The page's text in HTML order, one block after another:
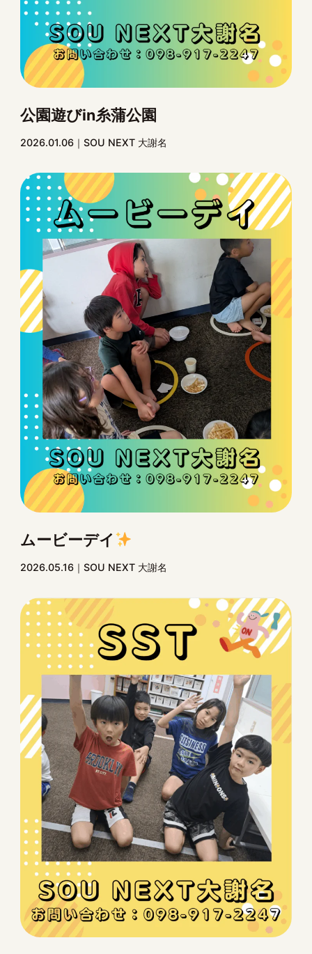
公園遊びin糸蒲公園
2026.01.06 SOU NEXT 大謝名
ムービーデイ
2026.05.16 SOU NEXT 大謝名